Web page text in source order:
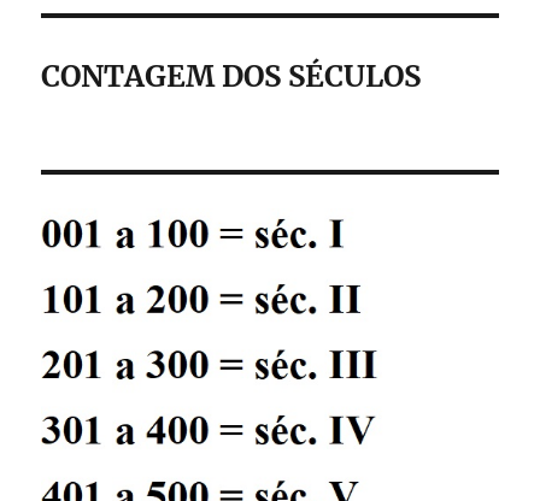
CONTAGEM DOS SÉCULOS